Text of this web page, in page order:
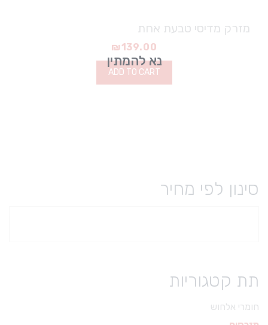
נא להמתין
מזרק מדיסי טבעת אחת
₪139.00
ADD TO CART
סינון לפי מחיר
תת קטגוריות
חומרי אלחוש